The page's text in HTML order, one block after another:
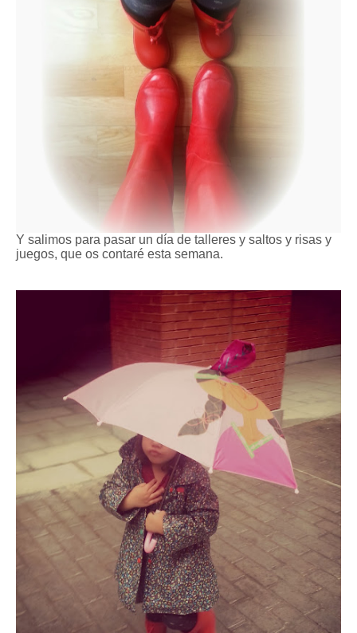
Y salimos para pasar un día de talleres y saltos y risas y
juegos, que os contaré esta semana.